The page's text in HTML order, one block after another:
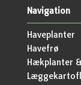
Navigation
Haveplanter
Havefrø
Hækplanter